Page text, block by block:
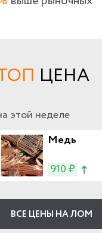
ЦЕНА
этой неделе
Медь
910 ₽
ВСЕ ЦЕНЫ НА ЛОМ